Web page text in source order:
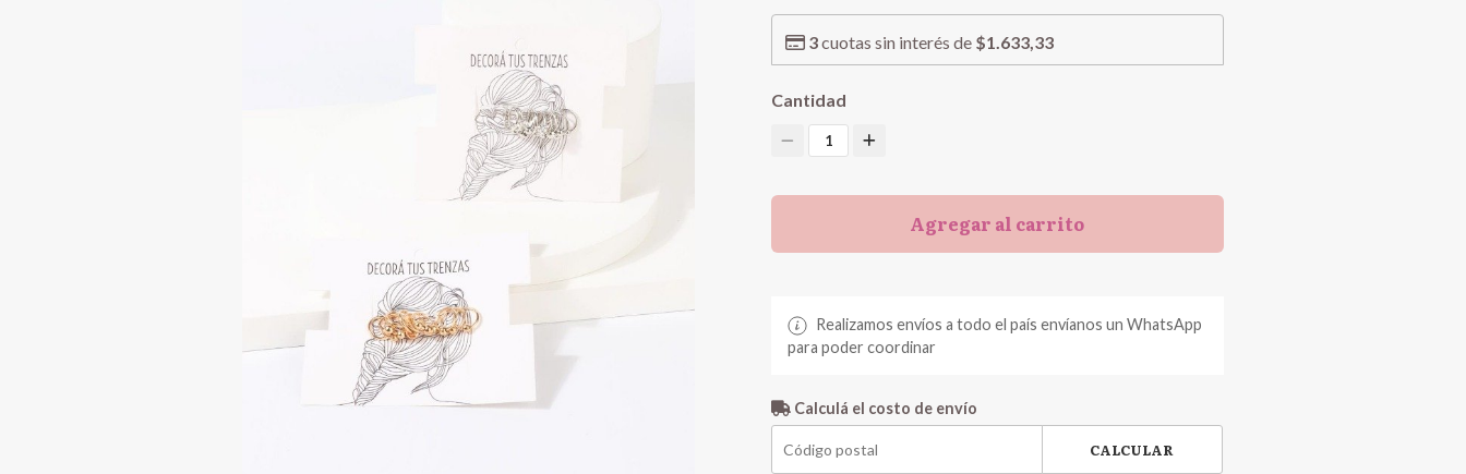
3cuotas sin interés de $1.633,33
Cantidad
1
Agregar al carrito
Realizamos envíos a todo el país envíanos un WhatsApp
para poder coordinar
Calculá el costo de envío
CALCULAR